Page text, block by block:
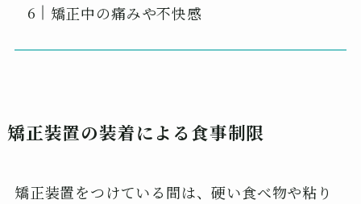
矯正中の痛みや不快感
矯正装置の装着による食事制限
矯正装置をつけている間は、硬い食べ物や粘り